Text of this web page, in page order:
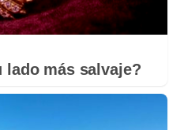
más salvaje?